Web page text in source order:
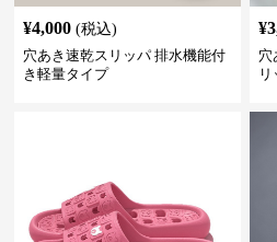
¥4,000 (税込)
穴あき速乾スリッパ 排水機能付
き軽量タイプ
¥
穴